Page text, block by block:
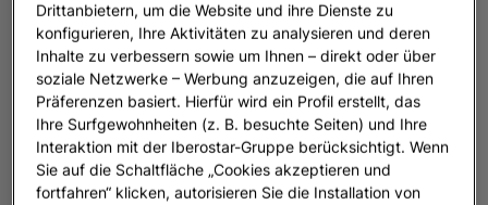
Drittanbietern, um die Website und ihre Dienste zu
konfigurieren, Ihre Aktivitäten zu analysieren und deren
Inhalte zu verbessern sowie um Ihnen – direkt oder über
soziale Netzwerke – Werbung anzuzeigen, die auf Ihren
Präferenzen basiert. Hierfür wird ein Profil erstellt, das
Ihre Surfgewohnheiten (z. B. besuchte Seiten) und Ihre
Interaktion mit der Iberostar-Gruppe berücksichtigt. Wenn
Sie auf die Schaltfläche „Cookies akzeptieren und
fortfahren“ klicken, autorisieren Sie die Installation von